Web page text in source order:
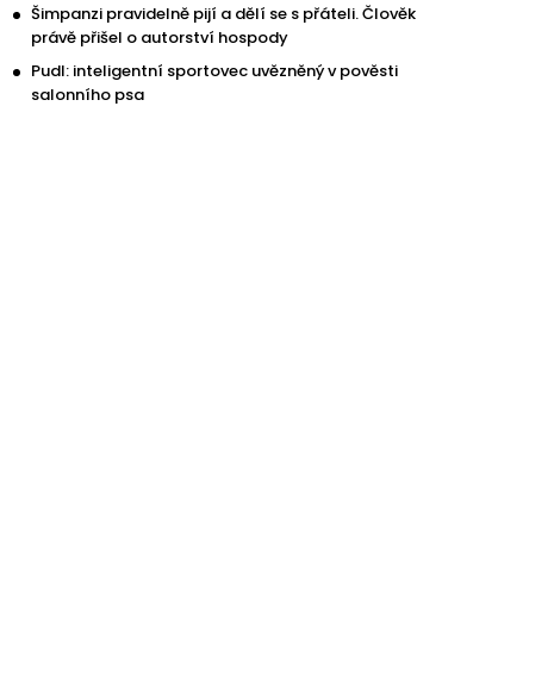
Šimpanzi pravidelně pijí a dělí se s přáteli. Člověk
právě přišel o autorství hospody
Pudl: inteligentní sportovec uvězněný v pověsti
salonního psa